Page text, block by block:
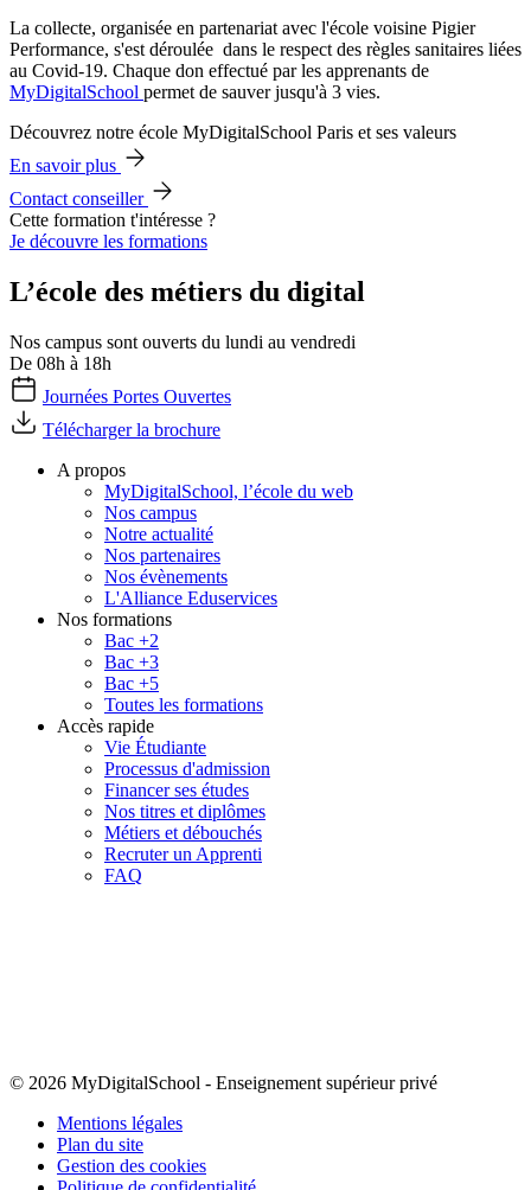
La collecte, organisée en partenariat avec l'école voisine Pigier
Performance, s'est déroulée dans le respect des règles sanitaires liées
au Covid-19. Chaque don effectué par les apprenants de
MyDigitalSchool permet de sauver jusqu'à 3 vies.
Découvrez notre école MyDigitalSchool Paris et ses valeurs
En savoir plus
Contact conseiller
Cette formation t'intéresse ?
Je découvre les formations
L’école des métiers du digital
Nos campus sont ouverts du lundi au vendredi
De 08h à 18h
Journées Portes Ouvertes
Télécharger la brochure
A propos
MyDigitalSchool, l’école du web
Nos campus
Notre actualité
Nos partenaires
Nos évènements
L'Alliance Eduservices
Nos formations
Bac +2
Bac +3
Bac +5
Toutes les formations
Accès rapide
Vie Étudiante
Processus d'admission
Financer ses études
Nos titres et diplômes
Métiers et débouchés
Recruter un Apprenti
FAQ
© 2026 MyDigitalSchool - Enseignement supérieur privé
Mentions légales
Plan du site
Gestion des cookies